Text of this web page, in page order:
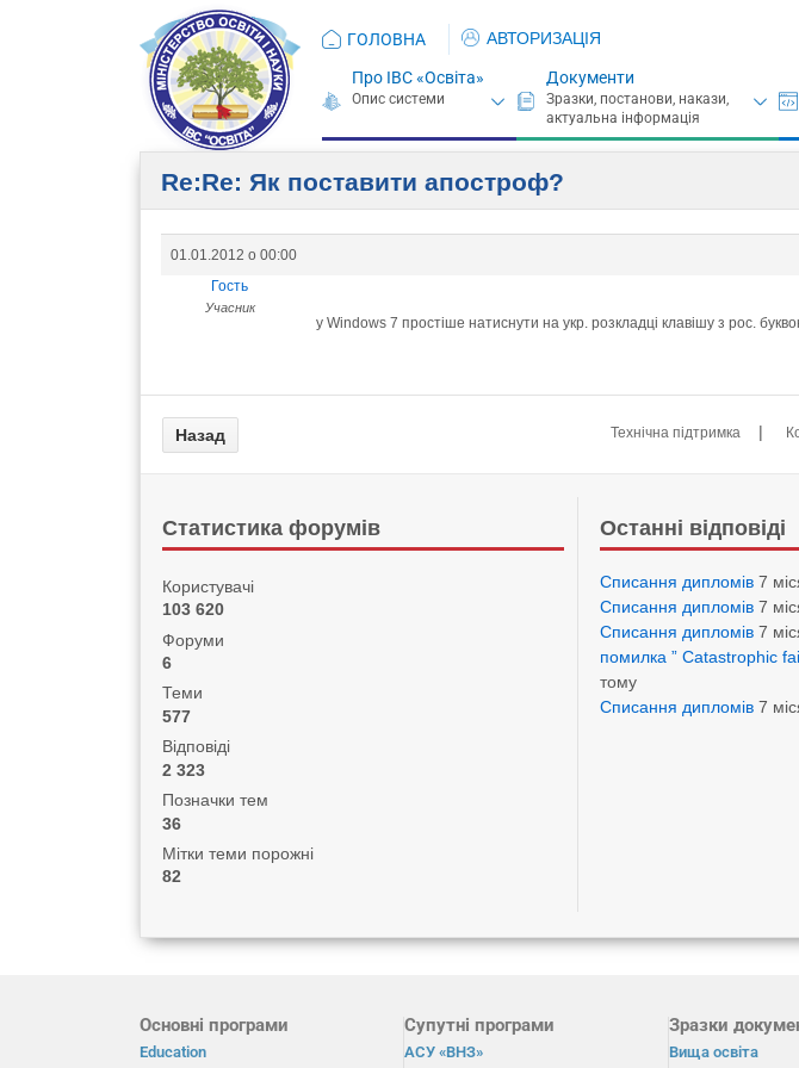
ГОЛОВНА АВТОРИЗАЦІЯ
Про ІВС «Освіта» Документи
Re:Re: Як поставити апостроф?
01.01.2012 о 00:00
Гость
Учасник
у Windows 7 простіше натиснути на укр. розкладці клавішу з рос.
Технічна підтримка |
Статистика форумів
Користувачі
103 620
Форуми
6
Теми
577
Відповіді
2 323
Позначки тем
36
Мітки теми порожні
82
Останні відповіді
Списання дипломів 7
Списання дипломів 7
Списання дипломів 7
помилка ” Catastrophic
тому
Списання дипломів 7
Основні програми
Education
Супутні програми
АСУ «ВНЗ»
Зразки
Вища освіта